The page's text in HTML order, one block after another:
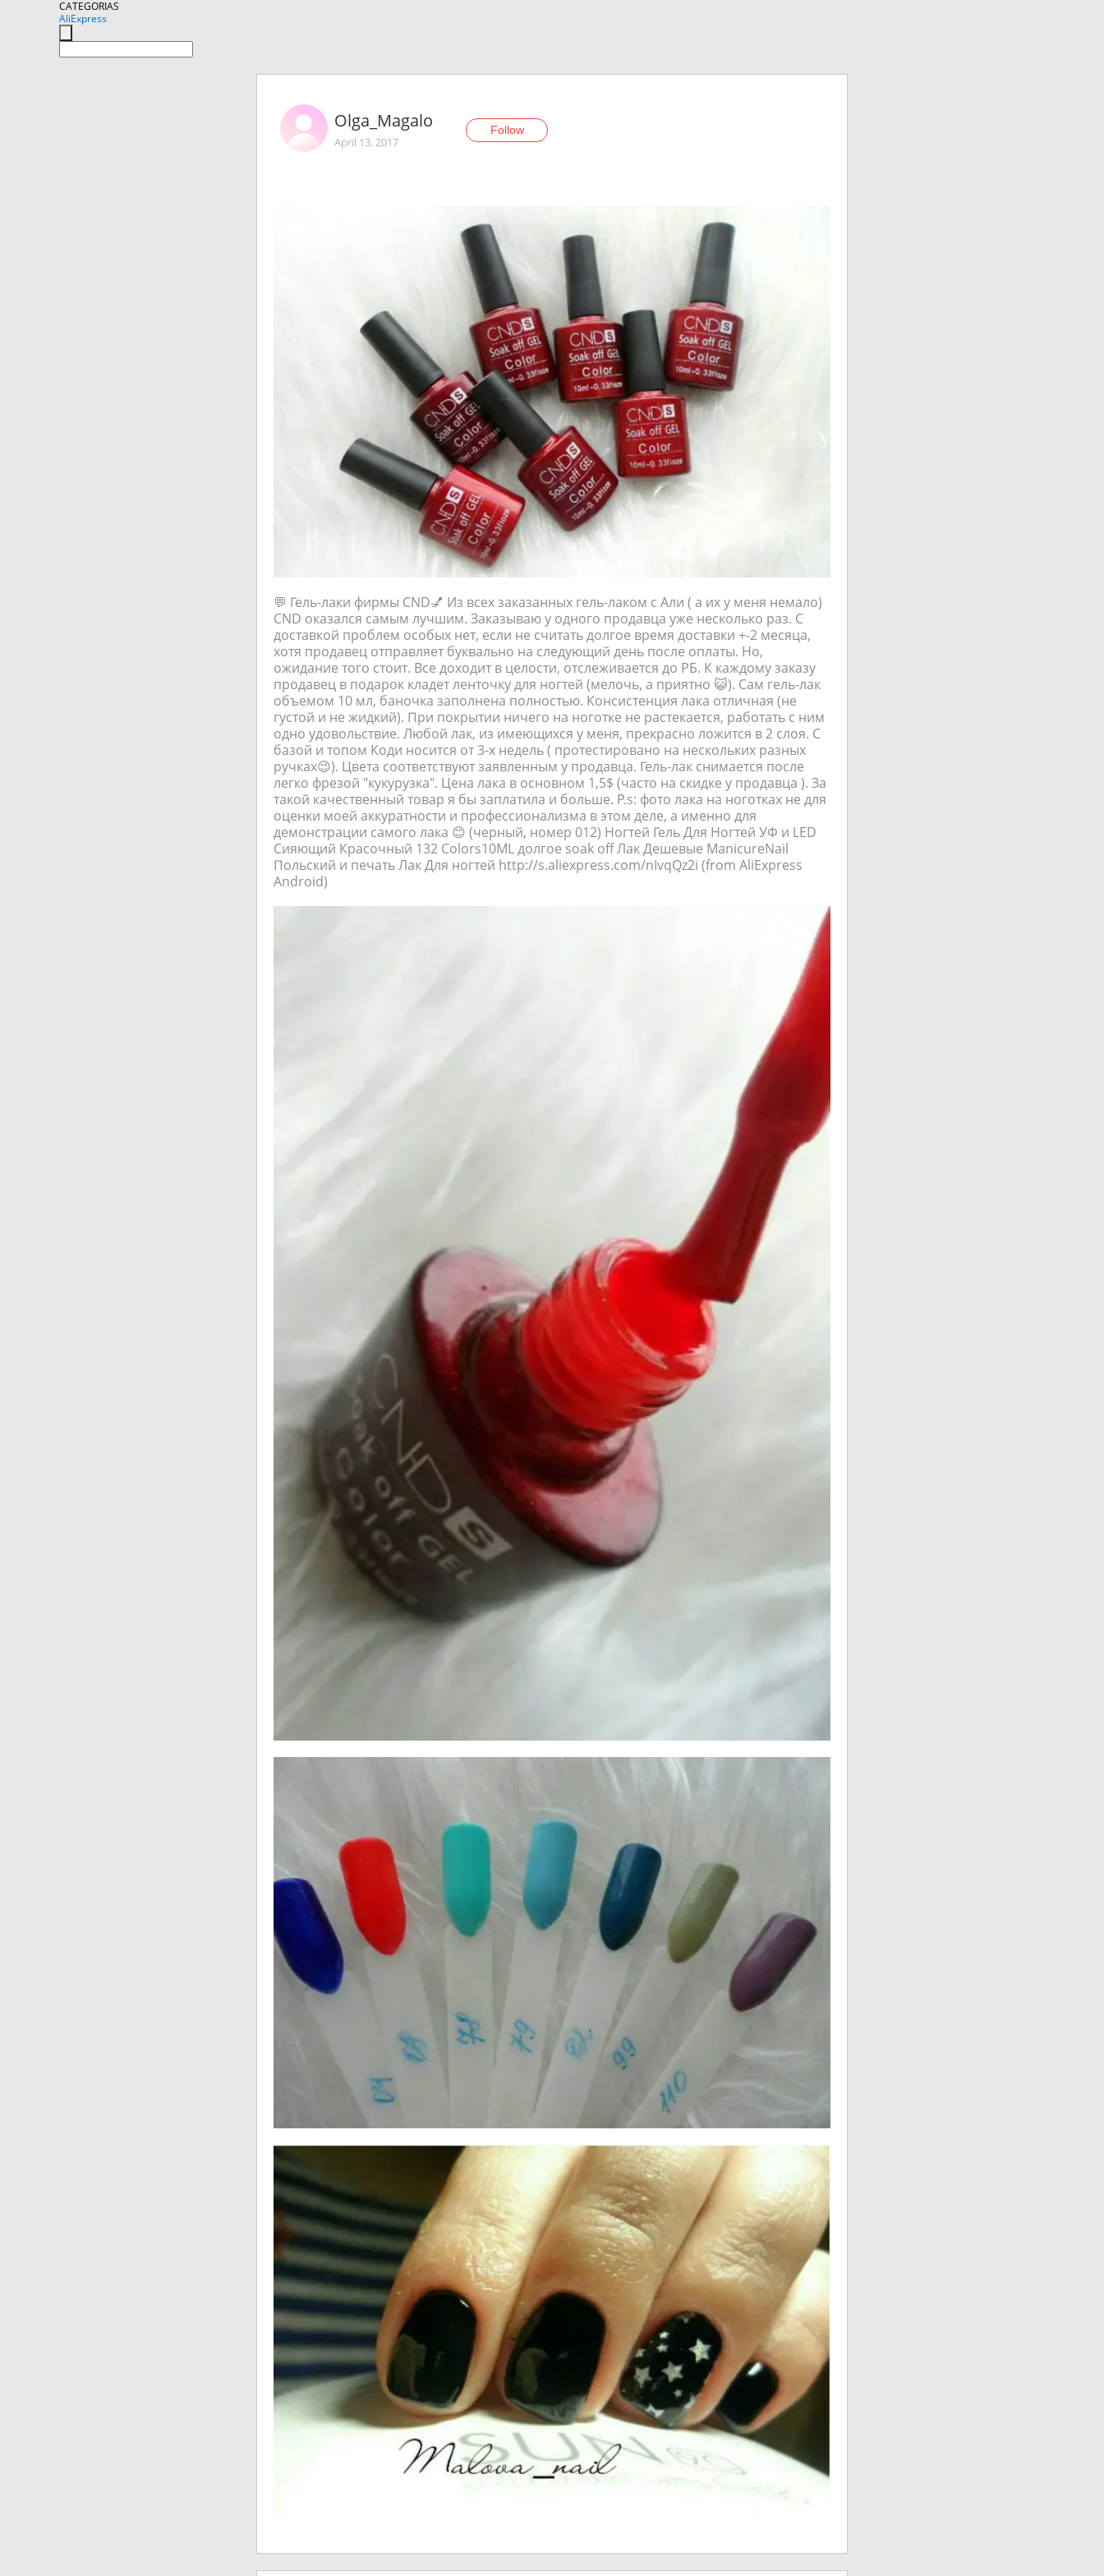
CATEGORIAS
AliExpress
Olga_Magalo
April 13, 2017
Follow
💬 Гель-лаки фирмы CND💅 Из всех заказанных гель-лаком с Али ( а их у меня немало)
CND оказался самым лучшим. Заказываю у одного продавца уже несколько раз. С
доставкой проблем особых нет, если не считать долгое время доставки +-2 месяца,
хотя продавец отправляет буквально на следующий день после оплаты. Но,
ожидание того стоит. Все доходит в целости, отслеживается до РБ. К каждому заказу
продавец в подарок кладет ленточку для ногтей (мелочь, а приятно 😺). Сам гель-лак
объемом 10 мл, баночка заполнена полностью. Консистенция лака отличная (не
густой и не жидкий). При покрытии ничего на ноготке не растекается, работать с ним
одно удовольствие. Любой лак, из имеющихся у меня, прекрасно ложится в 2 слоя. С
базой и топом Коди носится от 3-х недель ( протестировано на нескольких разных
ручках😉). Цвета соответствуют заявленным у продавца. Гель-лак снимается после
легко фрезой "кукурузка". Цена лака в основном 1,5$ (часто на скидке у продавца ). За
такой качественный товар я бы заплатила и больше. P.s: фото лака на ноготках не для
оценки моей аккуратности и профессионализма в этом деле, а именно для
демонстрации самого лака 😊 (черный, номер 012) Ногтей Гель Для Ногтей УФ и LED
Сияющий Красочный 132 Colors10ML долгое soak off Лак Дешевые ManicureNail
Польский и печать Лак Для ногтей http://s.aliexpress.com/nIvqQz2i (from AliExpress
Android)